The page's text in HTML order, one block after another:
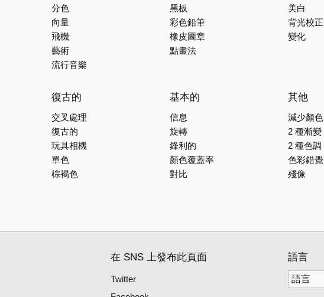
分色
向量
飛機
藝術
流行音樂
黑板
彩色鉛筆
橡皮圖章
點畫法
美白
背光校正
變化
復古的
交叉處理
復古的
玩具相機
單色
棕褐色
基本的
信息
旋轉
鋒利的
顏色覆蓋率
對比
其他
減少顏色
2 種漸變
2 種色調
色彩錯覺
殘像
在 SNS 上發布此頁面
Twitter
語言